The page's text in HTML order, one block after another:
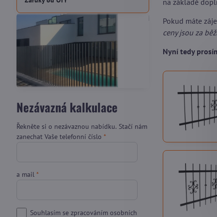
na základě
Pokud máte
ceny jsou za
Nyní tedy
Nezávazná kalkulace
Řekněte si o nezávaznou nabídku. Stačí nám
zanechat Vaše telefonní číslo *
a mail *
Souhlasím se zpracováním osobních